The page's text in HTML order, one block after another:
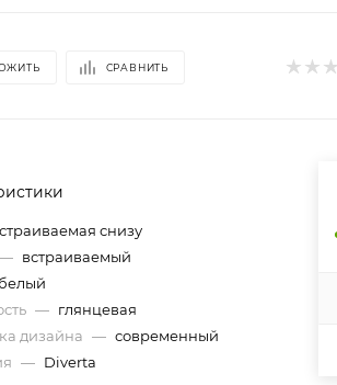
СРАВНИТЬ
снизу
— встраиваемый
белый
— глянцевая
дизайна — современный
— Diverta